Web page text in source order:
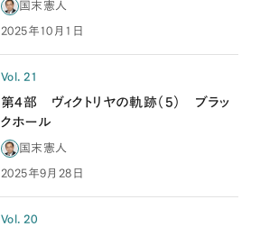
国末憲人
2025年10月1日
Vol. 21
第4部 ヴィクトリヤの軌跡（5） ブラッ
クホール
国末憲人
2025年9月28日
Vol. 20